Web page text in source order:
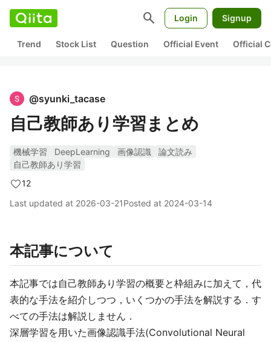
search Login Signup
Trend Stock List Question Official Event Official
@syunki_tacase
自己教師あり学習まとめ
機械学習 DeepLearning 画像認識
論文読み
自己教師あり学習
12
Last updated at 2026-03-21Posted at 2024-03-14
本記事について
本記事では自己教師あり学習の概要と枠組みに加えて，代
表的な手法を紹介しつつ，いくつかの手法を解説する．す
べての手法は解説しません．
深層学習を用いた画像認識手法(Convolutional Neural